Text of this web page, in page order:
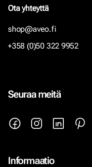
Ota yhteyttä
shop@aveo.fi
+358 (0)50 322 9952
Seuraa meitä
Informaatio